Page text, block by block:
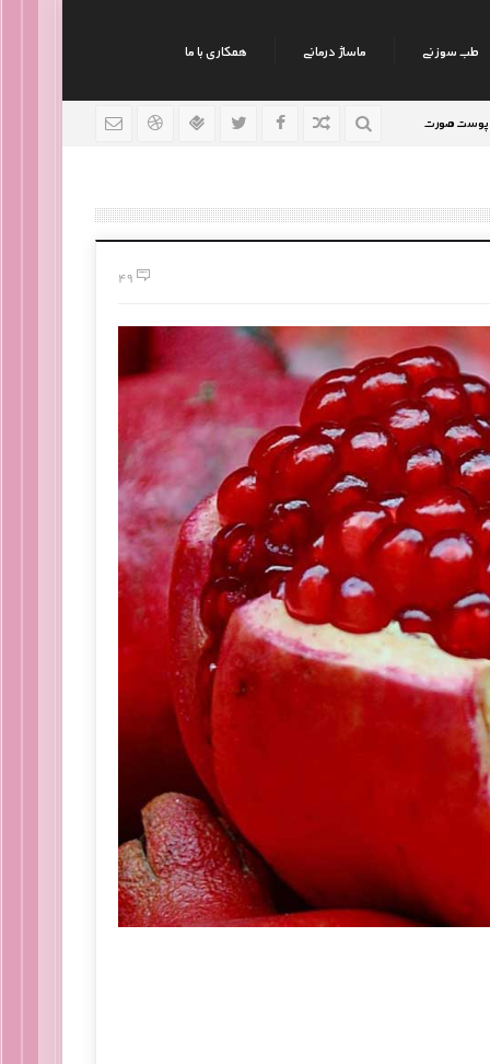
طب سوزنی ماساژ درمانی همکاری با ما
9 سال قبل نکات جالب روانشناسی 9 سال قبل رژیم افراد سوداوی
49